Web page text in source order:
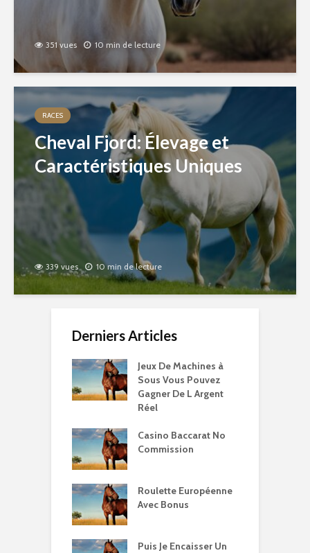
351 vues 10 min de lecture
RACES
Cheval Fjord: Élevage et
Caractéristiques Uniques
339 vues 10 min de lecture
Derniers Articles
Jeux De Machines à
Sous Vous Pouvez
Gagner De L Argent
Réel
Casino Baccarat No
Commission
Roulette Européenne
Avec Bonus
Puis Je Encaisser Un